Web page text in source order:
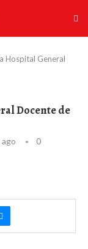
Hospital General
Docente de
0